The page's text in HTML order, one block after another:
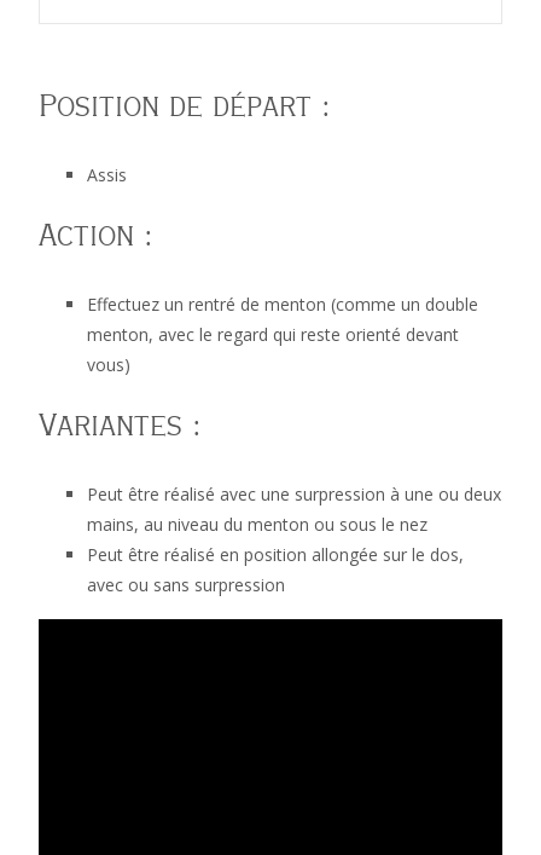
variante surpression,
allongé ou assis
Masseur Kinésithérapeute Etienne RICHARD >340. Mc
assis
Position de départ :
Assis
Action :
Effectuez un rentré de menton (comme un double
menton, avec le regard qui reste orienté devant
vous)
Variantes :
Peut être réalisé avec une surpression à une ou deux
mains, au niveau du menton ou sous le nez
Peut être réalisé en position allongée sur le dos,
avec ou sans surpression